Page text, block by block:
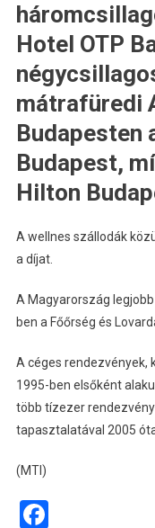
Hotel OTP
mátrafüredi
Budapesten
Budapest,
Hilton
A wellnes szállodák
a díjat.
A Magyarország
ben a Főőrség és
A céges rendezvények,
1995-ben elsőként
több tízezer
tapasztalatával 2005
(MTI)
Facebook